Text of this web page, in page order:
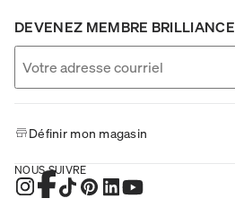
DEVENEZ MEMBRE BRILLIANCE
Définir mon magasin
NOUS SUIVRE